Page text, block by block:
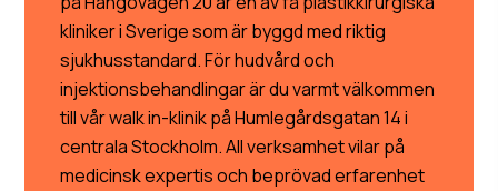
kliniker i Sverige som är byggd med riktig
sjukhusstandard. För hudvård och
injektionsbehandlingar är du varmt välkommen
till vår walk in-klinik på Humlegårdsgatan 14 i
centrala Stockholm. All verksamhet vilar på
medicinsk expertis och beprövad erfarenhet